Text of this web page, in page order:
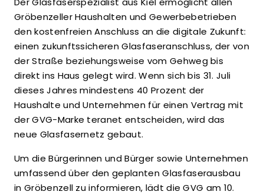
Gröbenzeller Haushalten und Gewerbebetrieben
den kostenfreien Anschluss an die digitale Zukunft:
einen zukunftssicheren Glasfaseranschluss, der von
der Straße beziehungsweise vom Gehweg bis
direkt ins Haus gelegt wird. Wenn sich bis 31. Juli
dieses Jahres mindestens 40 Prozent der
Haushalte und Unternehmen für einen Vertrag mit
der GVG-Marke teranet entscheiden, wird das
neue Glasfasernetz gebaut.
Um die Bürgerinnen und Bürger sowie Unternehmen
umfassend über den geplanten Glasfaserausbau
in Gröbenzell zu informieren, lädt die GVG am 10.